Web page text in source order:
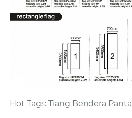
Hot Tags: Tiang Bendera